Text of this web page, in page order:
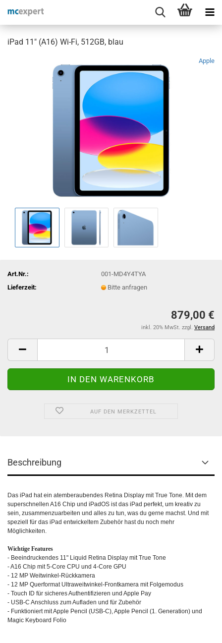
iPad 11" (A16) Wi-Fi, 512GB, blau
Apple
Art.Nr.:
001-MD4Y4TYA
Lieferzeit:
Bitte anfragen
879,00 €
inkl. 20% MwSt. zzgl. Versand
AUF DEN MERKZETTEL
Beschreibung
Das iPad hat ein atemberaubendes Retina Display mit True Tone. Mit dem
superschnellen A16 Chip und iPadOS ist das iPad perfekt, um kreativ zu
sein, zusammenzuarbeiten und alles zu tun, was du gerne machst. Und mit
speziell für das iPad entwickeltem Zubehör hast du noch mehr
Möglichkeiten.
Wichtige Features
- Beeindruckendes 11" Liquid Retina Display mit True Tone
- A16 Chip mit 5-Core CPU und 4-Core GPU
- 12 MP Weitwinkel-Rückkamera
- 12 MP Querformat Ultraweitwinkel-Frontkamera mit Folgemodus
- Touch ID für sicheres Authentifizieren und Apple Pay
- USB-C Anschluss zum Aufladen und für Zubehör
- Funktioniert mit Apple Pencil (USB-C), Apple Pencil (1. Generation) und
Magic Keyboard Folio